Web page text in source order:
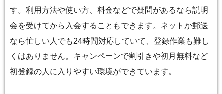
す。利用方法や使い方、料金などで疑問があるなら説明
会を受けてから入会することもできます。ネットか郵送
なら忙しい人でも24時間対応していて、登録作業も難し
くはありません。キャンペーンで割引きや初月無料など
初登録の人に入りやすい環境ができています。